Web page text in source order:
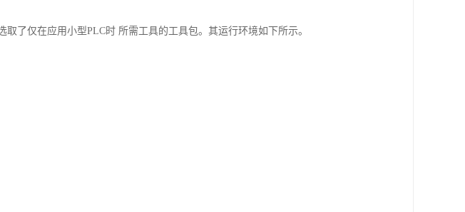
取了仅在应用小型PLC时 所需工具的工具包。其运行环境如下所示。